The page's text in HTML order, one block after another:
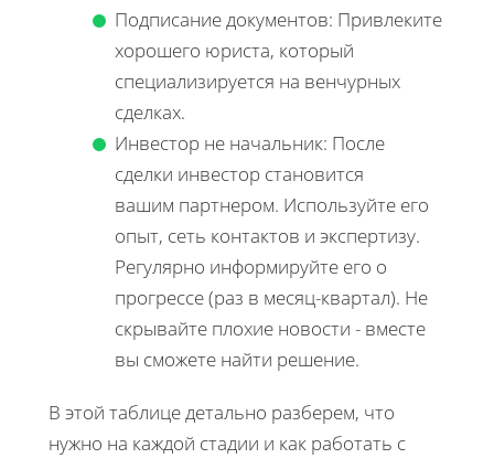
Подписание документов: Привлеките
хорошего юриста, который
специализируется на венчурных
сделках.
Инвестор не начальник: После
сделки инвестор становится
вашим партнером. Используйте его
опыт, сеть контактов и экспертизу.
Регулярно информируйте его о
прогрессе (раз в месяц-квартал). Не
скрывайте плохие новости - вместе
вы сможете найти решение.
В этой таблице детально разберем, что
нужно на каждой стадии и как работать с